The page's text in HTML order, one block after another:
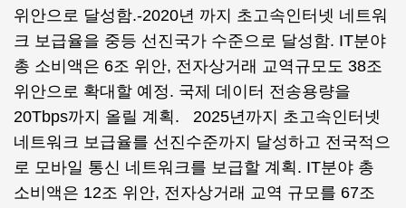
위안으로 달성함.-2020년 까지 초고속인터넷 네트워
크 보급율을 중등 선진국가 수준으로 달성함. IT분야
총 소비액은 6조 위안, 전자상거래 교역규모도 38조
위안으로 확대할 예정. 국제 데이터 전송용량을
20Tbps까지 올릴 계획. 2025년까지 초고속인터넷
네트워크 보급율를 선진수준까지 달성하고 전국적으
로 모바일 통신 네트워크를 보급할 계획. IT분야 총
소비액은 12조 위안, 전자상거래 교역 규모를 67조